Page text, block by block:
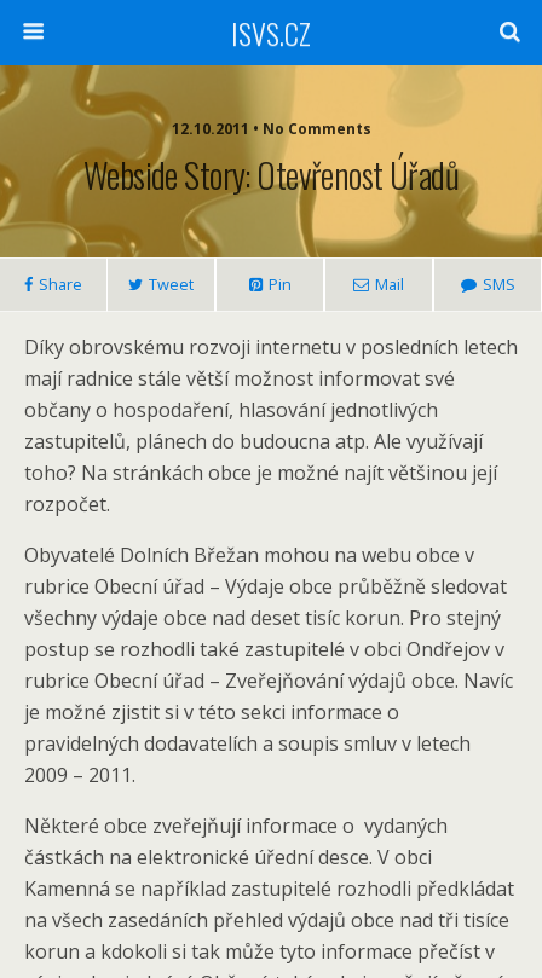
ISVS.CZ
12.10.2011 • No Comments
Webside Story: Otevřenost Úřadů
Share Tweet Pin Mail SMS
Díky obrovskému rozvoji internetu v posledních letech
mají radnice stále větší možnost informovat své
občany o hospodaření, hlasování jednotlivých
zastupitelů, plánech do budoucna atp. Ale využívají
toho? Na stránkách obce je možné najít většinou její
rozpočet.
Obyvatelé Dolních Břežan mohou na webu obce v
rubrice Obecní úřad – Výdaje obce průběžně sledovat
všechny výdaje obce nad deset tisíc korun. Pro stejný
postup se rozhodli také zastupitelé v obci Ondřejov v
rubrice Obecní úřad – Zveřejňování výdajů obce. Navíc
je možné zjistit si v této sekci informace o
pravidelných dodavatelích a soupis smluv v letech
2009 – 2011.
Některé obce zveřejňují informace o vydaných
částkách na elektronické úřední desce. V obci
Kamenná se například zastupitelé rozhodli předkládat
na všech zasedáních přehled výdajů obce nad tři tisíce
korun a kdokoli si tak může tyto informace přečíst v